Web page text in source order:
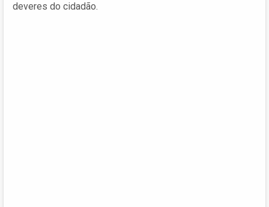
deveres do cidadão.